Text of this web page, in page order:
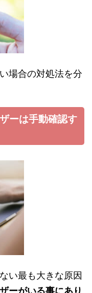
場合の対処法を分
ーは手動確認す
い最も大きな原因
ーがいる事にあり